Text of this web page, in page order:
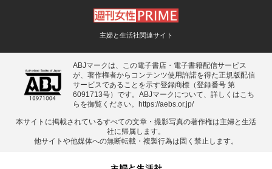
主婦と生活社関連サイト
ABJマークは、この電子書店・電子書籍配信サービス
が、著作権者からコンテンツ使用許諾を得た正規版配信
サービスであることを示す登録商標（登録番号 第
6091713号）です。ABJマークについて、詳しくはこち
らを御覧ください。
https://aebs.or.jp/
本サイトに掲載されているすべての⽂章・撮影写真の著作権は主婦と⽣活
社に帰属します。
他サイトや他媒体への無断転載・複製⾏為は固く禁⽌します。